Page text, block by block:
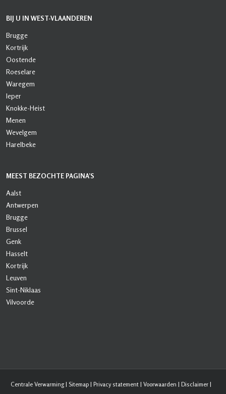
BIJ U IN WEST-VLAANDEREN
Brugge
Kortrijk
Oostende
Roeselare
Waregem
Ieper
Knokke-Heist
Menen
Wevelgem
Harelbeke
MEEST BEZOCHTE PAGINA’S
Aalst
Antwerpen
Brugge
Brussel
Genk
Hasselt
Kortrijk
Leuven
Sint-Niklaas
Vilvoorde
Centrale Verwarming| Sitemap| Privacy statement| Voorwaarden | Disclaimer|